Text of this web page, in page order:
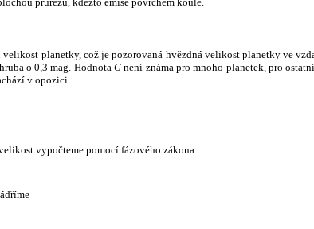
planetky, což je pozorovaná hvězdná velikost planetky ve
o 0,3 mag. HodnotaG není známa pro mnoho planetek, pro
v opozici.
vypočteme pomocí fázového zákona